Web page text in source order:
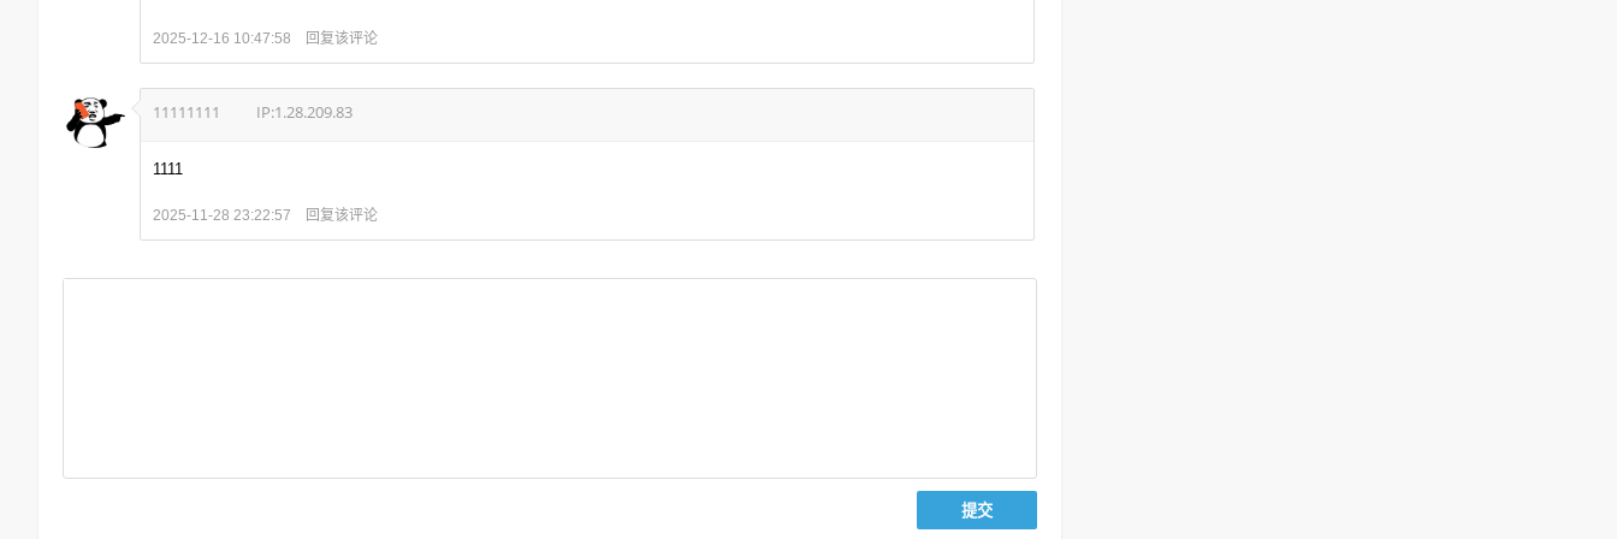
2025-12-16 10:47:58 回复该评论
11111111 IP:1.28.209.83
1111
2025-11-28 23:22:57 回复该评论